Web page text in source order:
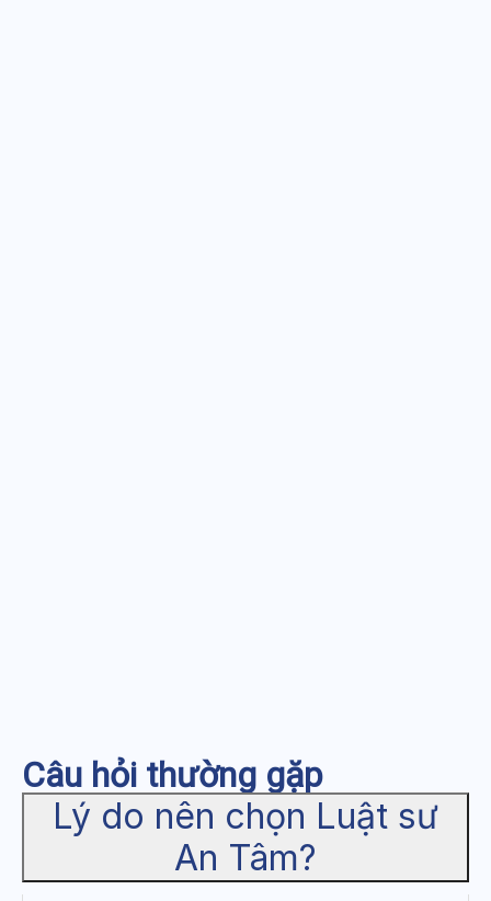
Câu hỏi thường gặp
Lý do nên chọn Luật sư
An Tâm?